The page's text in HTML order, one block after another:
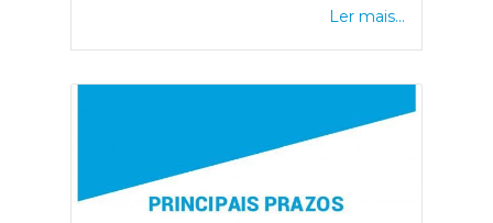
Ler mais...